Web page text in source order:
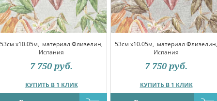
53см x10.05м, материал Флизелин,
Испания
КУПИТЬ В 1 КЛИК
7 750 руб.
53см x10.05м, материал Флизелин,
Испания
КУПИТЬ В 1 КЛИК
7 750 руб.